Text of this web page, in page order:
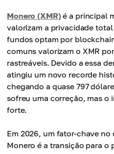
Monero (XMR) é a principal
valorizam a privacidade
fundos optam por
comuns valorizam o XMR
rastreáveis. Devido a essa
atingiu um novo recorde
chegando a quase 797
sofreu uma correção, mas o
forte.
Em 2026, um fator-chave
Monero é a transição para o